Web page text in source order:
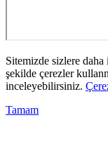
Sitemizde sizlere
şekilde çerezler
inceleyebilirsiniz.
Tamam